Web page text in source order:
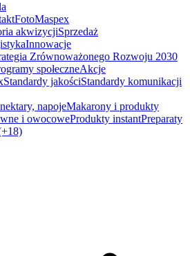
FotoMaspex
akwizycjiSprzedaż
Innowacje
Zrównoważonego Rozwoju 2030
społeczneAkcje
Standardy jakościStandardy komunikacji
napojeMakarony i produkty
i owocoweProdukty instantPreparaty